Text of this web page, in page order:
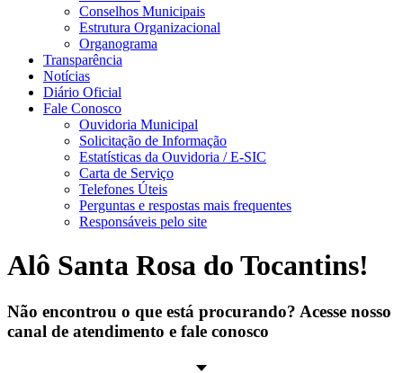
Conselhos Municipais
Estrutura Organizacional
Organograma
Transparência
Notícias
Diário Oficial
Fale Conosco
Ouvidoria Municipal
Solicitação de Informação
Estatísticas da Ouvidoria / E-SIC
Carta de Serviço
Telefones Úteis
Perguntas e respostas mais frequentes
Responsáveis pelo site
Alô Santa Rosa do Tocantins!
Não encontrou o que está procurando? Acesse nosso
canal de atendimento e fale conosco